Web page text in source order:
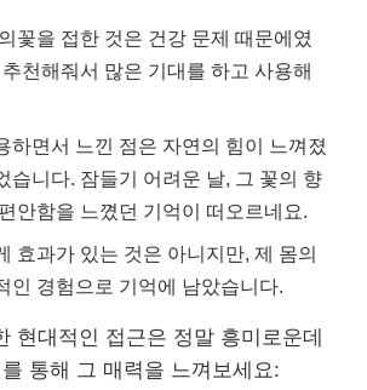
꽃을 접한 것은 건강 문제 때문에였
천해줘서 많은 기대를 하고 사용해
하면서 느낀 점은 자연의 힘이 느껴졌
습니다. 잠들기 어려운 날, 그 꽃의 향
안함을 느꼈던 기억이 떠오르네요.
효과가 있는 것은 아니지만, 제 몸의
인 경험으로 기억에 남았습니다.
현대적인 접근은 정말 흥미로운데
통해 그 매력을 느껴보세요: